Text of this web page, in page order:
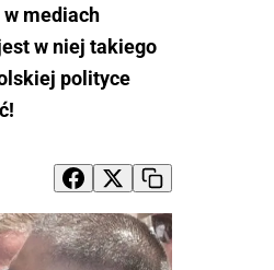
mediach
w niej takiego
polityce